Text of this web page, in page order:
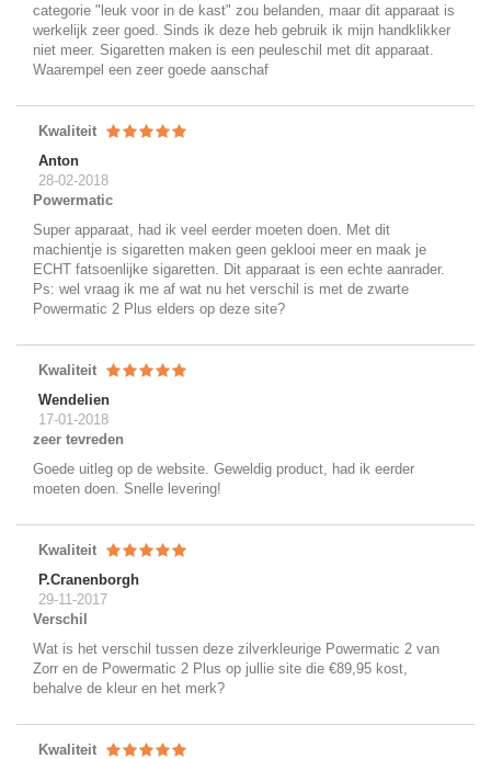
categorie "leuk voor in de kast" zou belanden, maar dit apparaat is
werkelijk zeer goed. Sinds ik deze heb gebruik ik mijn handklikker
niet meer. Sigaretten maken is een peuleschil met dit apparaat.
Waarempel een zeer goede aanschaf
Kwaliteit
Anton
28-02-2018
Powermatic
Super apparaat, had ik veel eerder moeten doen. Met dit
machientje is sigaretten maken geen geklooi meer en maak je
ECHT fatsoenlijke sigaretten. Dit apparaat is een echte aanrader.
Ps: wel vraag ik me af wat nu het verschil is met de zwarte
Powermatic 2 Plus elders op deze site?
Kwaliteit
Wendelien
17-01-2018
zeer tevreden
Goede uitleg op de website. Geweldig product, had ik eerder
moeten doen. Snelle levering!
Kwaliteit
P.Cranenborgh
29-11-2017
Verschil
Wat is het verschil tussen deze zilverkleurige Powermatic 2 van
Zorr en de Powermatic 2 Plus op jullie site die €89,95 kost,
behalve de kleur en het merk?
Kwaliteit